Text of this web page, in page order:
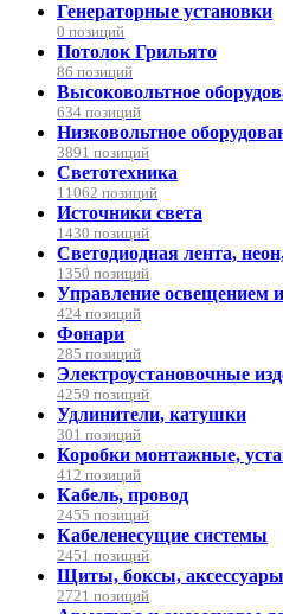
Генераторные установки
0 позиций
Потолок Грильято
86 позиций
Высоковольтное
634 позиций
Низковольтное
3891 позиций
Светотехника
11062 позиций
Источники света
1430 позиций
Светодиодная лента,
1350 позиций
Управление освещением
424 позиций
Фонари
285 позиций
Электроустановочные
4259 позиций
Удлинители, катушки
301 позиций
Коробки монтажные,
412 позиций
Кабель, провод
2455 позиций
Кабеленесущие системы
2451 позиций
Щиты, боксы, аксессуары
2721 позиций